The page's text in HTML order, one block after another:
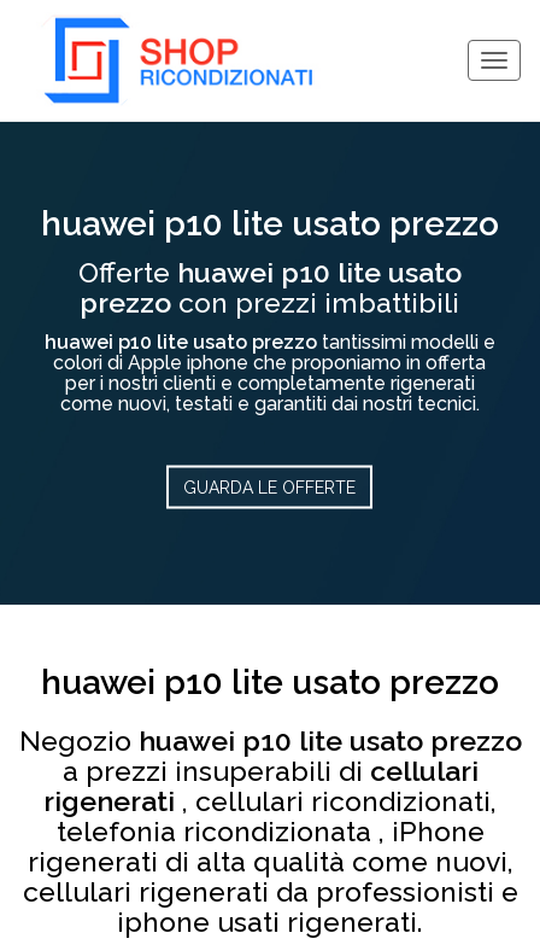
huawei p10 lite usato prezzo
Offerte huawei p10 lite usato
prezzo con prezzi imbattibili
huawei p10 lite usato prezzo tantissimi modelli e
colori di Apple iphone che proponiamo in offerta
per i nostri clienti e completamente rigenerati
come nuovi, testati e garantiti dai nostri tecnici.
GUARDA LE OFFERTE
huawei p10 lite usato prezzo
Negozio huawei p10 lite usato prezzo
a prezzi insuperabili di cellulari
rigenerati , cellulari ricondizionati,
telefonia ricondizionata , iPhone
rigenerati di alta qualità come nuovi,
cellulari rigenerati da professionisti e
iphone usati rigenerati.